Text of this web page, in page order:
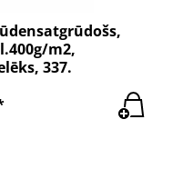
m2,
337.